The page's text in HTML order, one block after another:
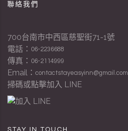
聯絡我們
700台南市中西區慈聖街71-1號
電話： 06-2236688
傳真： 06-2114999
Email： contactstayeasyinn@gmail.com
掃碼或點擊加入 LINE
STAY IN TOUCH